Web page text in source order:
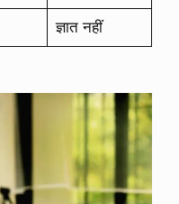
ज्ञात नहीं